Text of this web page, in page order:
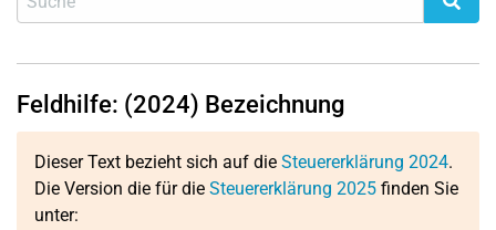
Feldhilfe: (2024) Bezeichnung
Dieser Text bezieht sich auf die Steuererklärung 2024.
Die Version die für die Steuererklärung 2025 finden Sie
unter: